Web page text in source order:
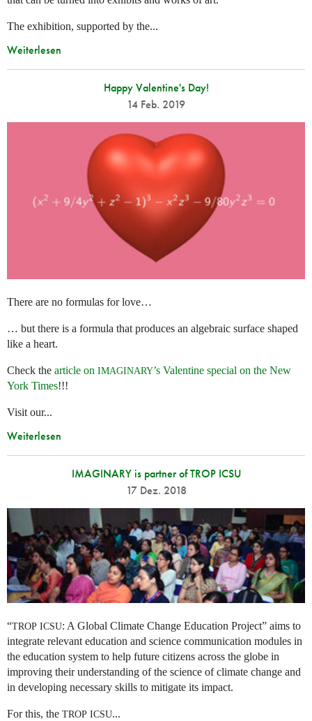
The exhibition, supported by the...
Weiterlesen
Happy Valentine's Day!
14 Feb. 2019
There are no formulas for love…
… but there is a formula that produces an algebraic surface shaped
like a heart.
Check the article on IMAGINARY’s Valentine special on the New
York Times!!!
Visit our...
Weiterlesen
IMAGINARY is partner of TROP ICSU
17 Dez. 2018
“TROP ICSU: A Global Climate Change Education Project” aims to
integrate relevant education and science communication modules in
the education system to help future citizens across the globe in
improving their understanding of the science of climate change and
in developing necessary skills to mitigate its impact.
For this, the TROP ICSU...